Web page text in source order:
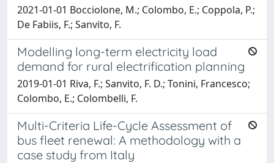
2021-01-01 Bocciolone, M.; Colombo, E.; Coppola, P.;
De Fabiis, F.; Sanvito, F.
Modelling long-term electricity load
demand for rural electrification planning
2019-01-01 Riva, F.; Sanvito, F. D.; Tonini, Francesco;
Colombo, E.; Colombelli, F.
Multi-Criteria Life-Cycle Assessment of
bus fleet renewal: A methodology with a
case study from Italy